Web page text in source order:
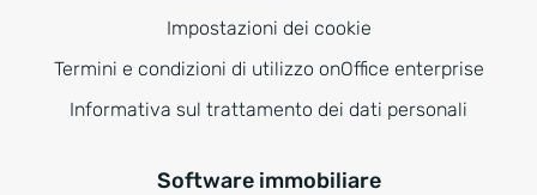
Impostazioni dei cookie
Termini e condizioni di utilizzo onOffice enterprise
Informativa sul trattamento dei dati personali
Software immobiliare